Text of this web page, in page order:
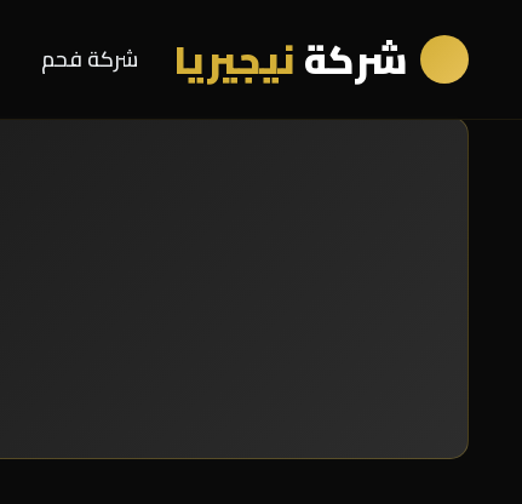
شركةنيجيريا شركة فحم